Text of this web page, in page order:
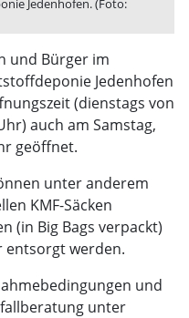
Jedenhofen. (Foto:
und Bürger im
Jedenhofen
(dienstags von
auch am Samstag,
geöffnet.
unter anderem
KMF-Säcken
(in Big Bags verpackt)
entsorgt werden.
und
unter